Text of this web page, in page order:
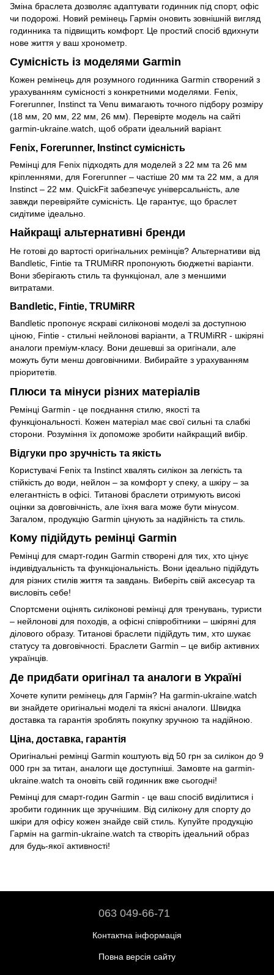
Зміна браслета дозволяє адаптувати годинник під спорт, офіс
чи подорожі. Новий ремінець Гармін оновить зовнішній вигляд
годинника та підвищить комфорт. Це простий спосіб вдихнути
нове життя у ваш хронометр.
Сумісність із моделями Garmin
Кожен ремінець для розумного годинника Garmin створений з
урахуванням сумісності з конкретними моделями. Fenix,
Forerunner, Instinct та Venu вимагають точного підбору розміру
(18 мм, 20 мм, 22 мм, 26 мм). Перевірте модель на сайті
garmin-ukraine.watch, щоб обрати ідеальний варіант.
Fenix, Forerunner, Instinct сумісність
Ремінці для Fenix підходять для моделей з 22 мм та 26 мм
кріпленнями, для Forerunner – частіше 20 мм та 22 мм, а для
Instinct – 22 мм. QuickFit забезпечує універсальність, але
завжди перевіряйте сумісність. Це гарантує, що браслет
сидітиме ідеально.
Найкращі альтернативні бренди
Не готові до вартості оригінальних ремінців? Альтернативи від
Bandletic, Fintie та TRUMiRR пропонують бюджетні варіанти.
Вони зберігають стиль та функціонал, але з меншими
витратами.
Bandletic, Fintie, TRUMiRR
Bandletic пропонує яскраві силіконові моделі за доступною
ціною, Fintie - стильні нейлонові варіанти, а TRUMiRR - шкіряні
аналоги преміум-класу. Вони дешевші за оригінали, але
можуть бути менш довговічними. Вибирайте з урахуванням
пріоритетів.
Плюси та мінуси різних матеріалів
Ремінці Garmin - це поєднання стилю, якості та
функціональності. Кожен матеріал має свої сильні та слабкі
сторони. Розуміння їх допоможе зробити найкращий вибір.
Відгуки про зручність та якість
Користувачі Fenix та Instinct хвалять силікон за легкість та
стійкість до води, нейлон – за комфорт у спеку, а шкіру – за
елегантність в офісі. Титанові браслети отримують високі
оцінки за довговічність, але їхня вага може бути мінусом.
Загалом, продукцію Garmin цінують за надійність та стиль.
Кому підійдуть ремінці Garmin
Ремінці для смарт-годин Garmin створені для тих, хто цінує
індивідуальність та функціональність. Вони ідеально підійдуть
для різних стилів життя та завдань. Виберіть свій аксесуар та
висловіть себе!
Спортсмени оцінять силіконові ремінці для тренувань, туристи
– нейлонові для походів, а офісні співробітники – шкіряні для
ділового образу. Титанові браслети підійдуть тим, хто шукає
статусу та довговічності. Браслети Garmin – це вибір активних
українців.
Де придбати оригінал та аналоги в Україні
Хочете купити ремінець для Гармін? На garmin-ukraine.watch
ви знайдете оригінальні моделі та якісні аналоги. Швидка
доставка та гарантія зроблять покупку зручною та надійною.
Ціна, доставка, гарантія
Оригінальні ремінці Garmin коштують від 50 грн за силікон до 9
000 грн за титан, аналоги ще доступніші. Замовте на garmin-
ukraine.watch та оновіть свій годинник вже сьогодні!
Ремінці для смарт-годин Garmin - це ваш спосіб виділитися і
зробити годинник ще зручнішим. Від силікону для спорту до
шкіри для офісу кожен знайде свій стиль. Купуйте продукцію
Гармін на garmin-ukraine.watch та створіть ідеальний образ
для будь-якої активності!
063 049-66-71
Контактна інформація
Повна версія сайту